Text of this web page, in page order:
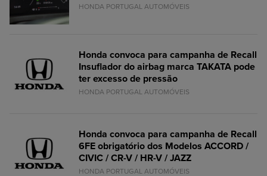
HONDA PORTUGAL AUTOMÓVEIS
Honda convoca para campanha de Recall
Insuflador do airbag marca TAKATA pode
ter excesso de pressão
HONDA PORTUGAL AUTOMÓVEIS
Honda convoca para campanha de Recall
6FE obrigatório dos Modelos ACCORD /
CIVIC / CR-V / HR-V / JAZZ
HONDA PORTUGAL AUTOMÓVEIS